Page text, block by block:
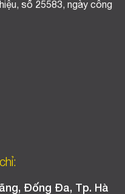
số 25583, ngày công
Đống Đa, Tp. Hà